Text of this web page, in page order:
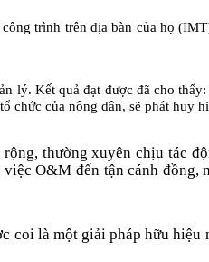
trình trên địa bàn của họ
lý. Kết quả đạt được đã cho
của nông dân, sẽ phát huy
thường xuyên chịu tác
O&M đến tận cánh đồng,
coi là một giải pháp hữu hiệu